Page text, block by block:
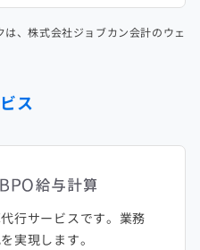
、株式会社ジョブカン会計のウェ
ス
行サービスです。業務
実現します。